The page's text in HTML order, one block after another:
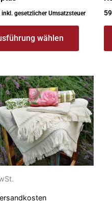
inkl. gesetzlicher Umsatzsteuer
wählen